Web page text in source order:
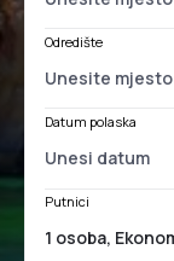
Odredište
Datum polaska
Putnici